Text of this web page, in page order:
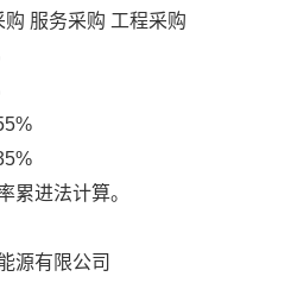
服务采购 工程采购
累进法计算。
源有限公司